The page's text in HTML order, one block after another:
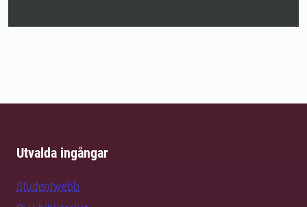
Utvalda ingångar
Studentwebb